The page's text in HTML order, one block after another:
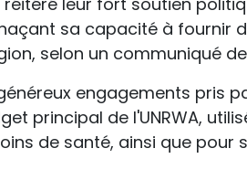
sa capacité à fournir
selon un communiqué
engagements pris
principal de l'UNRWA,
de santé, ainsi que pour